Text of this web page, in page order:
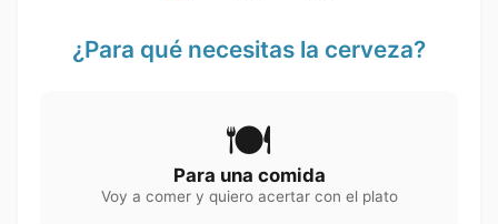
¿Para qué necesitas la cerveza?
🍽️
Para una comida
Voy a comer y quiero acertar con el plato